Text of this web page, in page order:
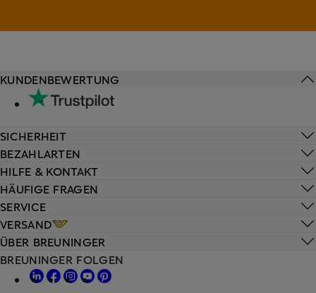
HILFE & KONTAKT
HÄUFIGE FRAGEN
SERVICE
VERSAND
KUNDENBEWERTUNG
SICHERHEIT
BEZAHLARTEN
ÜBER BREUNINGER
BREUNINGER FOLGEN